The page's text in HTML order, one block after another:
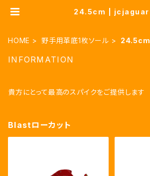
24.5cm | jcjaguar
HOME 野手用革底1枚ソール 24.5cm
INFORMATION
貴方にとって最高のスパイクをご提供します
Blastローカット